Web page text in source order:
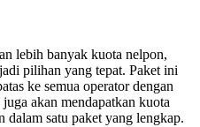
lebih banyak kuota nelpon,
pilihan yang tepat. Paket ini
ke semua operator dengan
akan mendapatkan kuota
satu paket yang lengkap.